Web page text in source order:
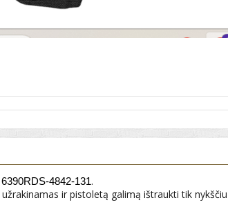
6390RDS-4842-131.
ir pistoletą galimą ištraukti tik